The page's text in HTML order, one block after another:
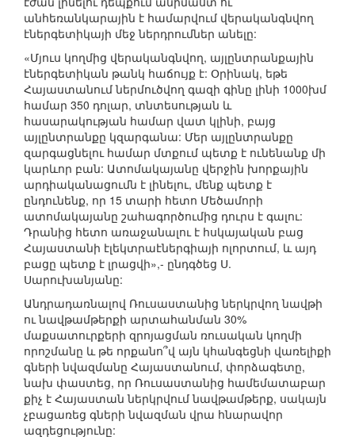
անհեռանկարային է համարվում վերականգնվող
էներգետիկայի մեջ ներդրումներ անելը:
«Մյուս կողմից վերականգնվող, այլընտրանքային
էներգետիկան թանկ հաճույք է: Օրինակ, եթե
Հայաստանում ներմուծվող գազի գինը լինի 1000խմ
համար 350 դոլար, տնտեսության և
հասարակության համար վատ կլինի, բայց
այլընտրանքը կզարգանա: Մեր այլընտրանքը
զարգացնելու համար մտքում պետք է ունենանք մի
կարևոր բան: Ատոմակայանը վերջին խորքային
արդիականացումն է լինելու, մենք պետք է
ընդունենք, որ 15 տարի հետո Մեծամորի
ատոմակայանը շահագործումից դուրս է գալու:
Դրանից հետո առաջանալու է հսկայական բաց
Հայաստանի էլեկտրաէներգիայի ոլորտում, և այդ
բացը պետք է լրացվի»,- ընդգծեց Ս.
Սարուխանյանը:
Անդրադառնալով Ռուսաստանից ներկրվող նավթի
ու նավթամթերքի արտահանման 30%
մաքսատուրքերի զրոյացման ռուսական կողմի
որոշմանը և թե որքանո՞վ այն կհանգեցնի վառելիքի
գների նվազմանը Հայաստանում, փորձագետը,
նախ փաստեց, որ Ռուսաստանից համեմատաբար
քիչ է Հայաստան ներկրվում նավթամթերք, սակայն
չբացառեց գների նվազման վրա հնարավոր
ազդեցությունը: